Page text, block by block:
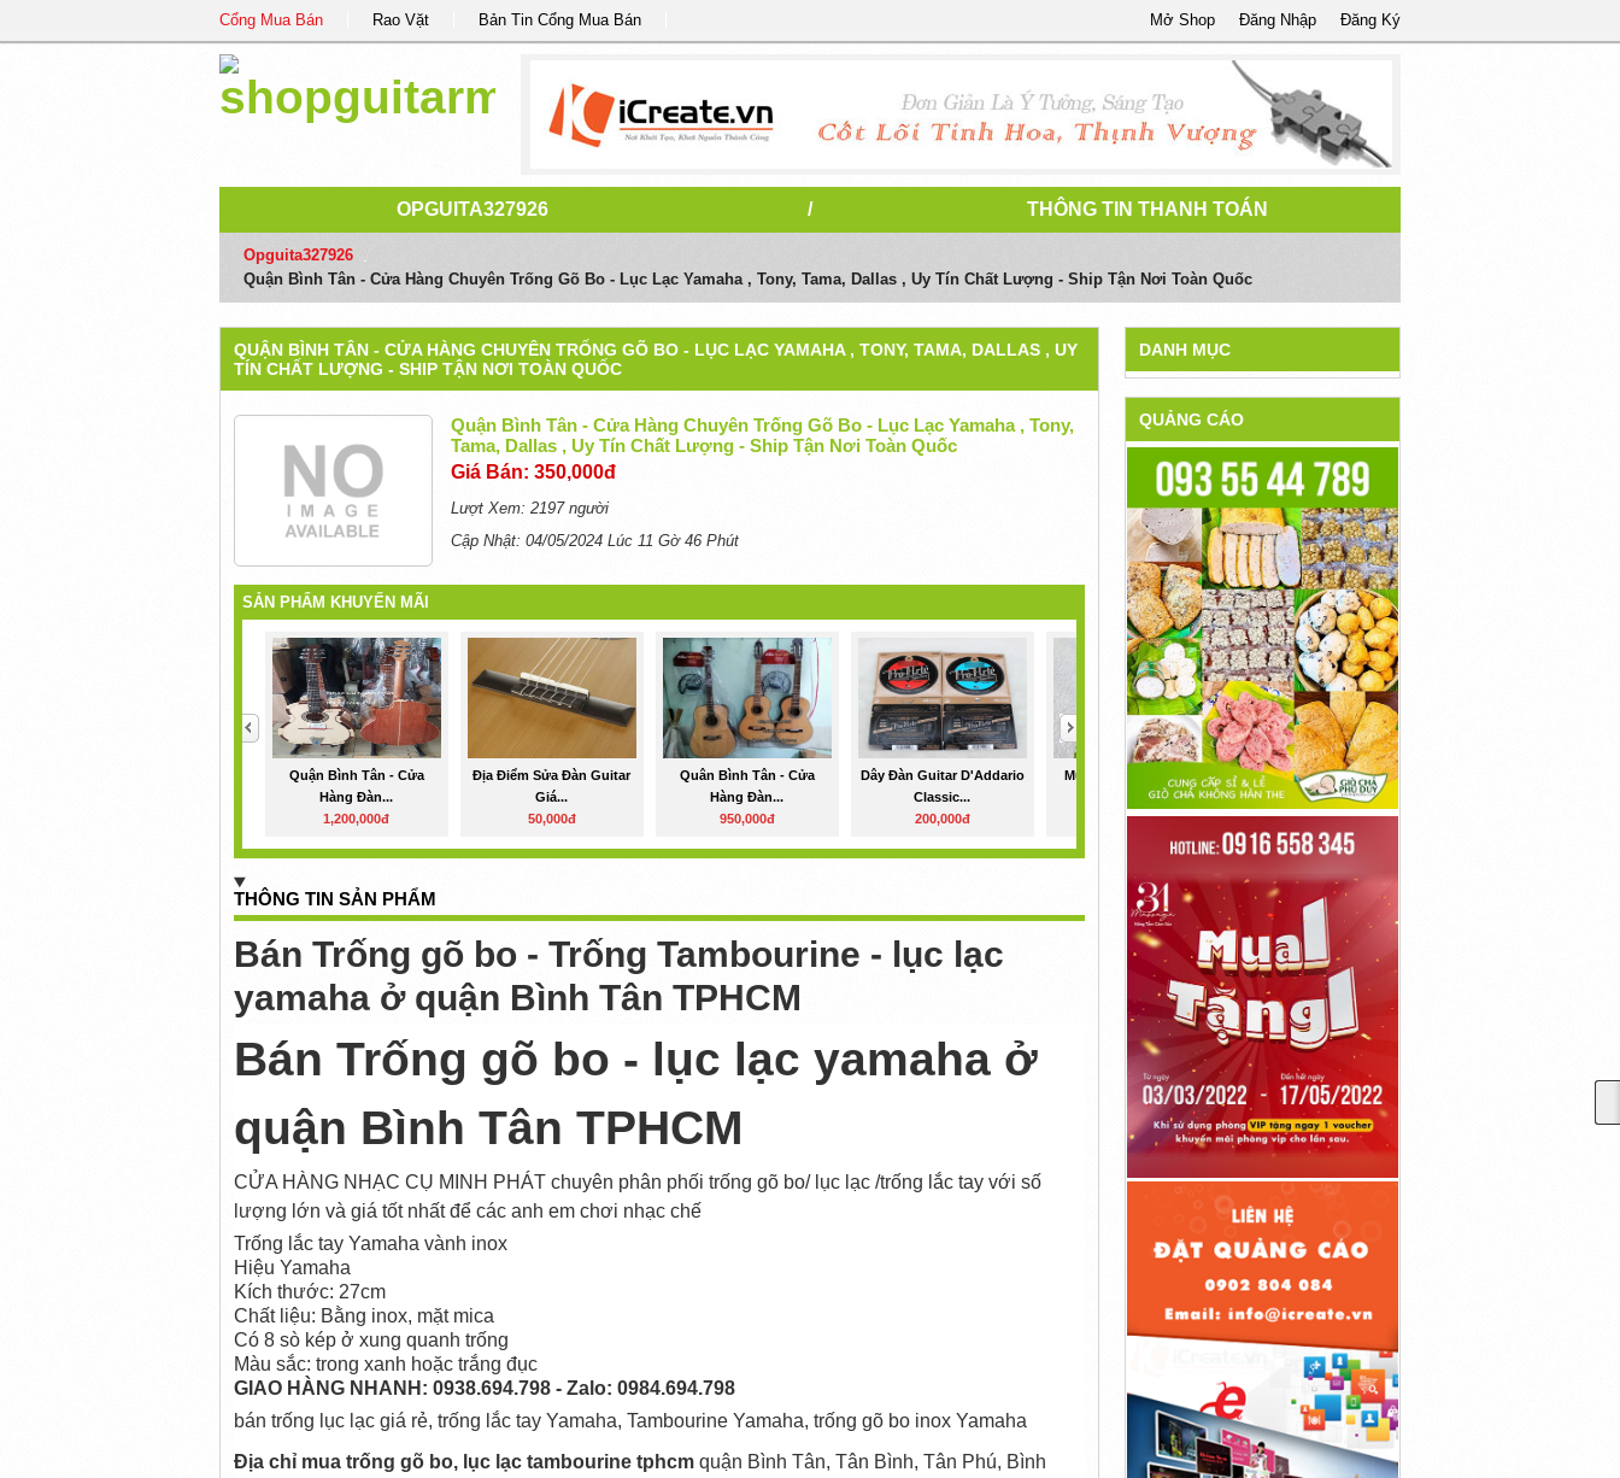
Cổng Mua Bán Rao Vặt Bản Tin Cổng Mua Bán Đăng Ký
Đăng Nhập
Mở Shop
OPGUITA327926 / THÔNG TIN THANH TOÁN
Opguita327926
Quận Bình Tân - Cửa Hàng Chuyên Trống Gõ Bo - Lục Lạc Yamaha , Tony, Tama, Dallas , Uy Tín Chất Lượng - Ship Tận Nơi Toàn Quốc
QUẬN BÌNH TÂN - CỬA HÀNG CHUYÊN TRỐNG GÕ BO - LỤC LẠC YAMAHA , TONY, TAMA, DALLAS , UY
TÍN CHẤT LƯỢNG - SHIP TẬN NƠI TOÀN QUỐC
Quận Bình Tân - Cửa Hàng Chuyên Trống Gõ Bo - Lục Lạc Yamaha , Tony,
Tama, Dallas , Uy Tín Chất Lượng - Ship Tận Nơi Toàn Quốc
Giá Bán: 350,000đ
Lượt Xem: 2197 người
Cập Nhật: 04/05/2024 Lúc 11 Gờ 46 Phút
SẢN PHẨM KHUYẾN MÃI
Quận Bình Tân - Cửa
Hàng Đàn...
1,200,000đ
Địa Điểm Sửa Đàn Guitar
Giá...
50,000đ
Quân Bình Tân - Cửa
Hàng Đàn...
950,000đ
Dây Đàn Guitar D'Addario
Classic...
200,000đ
Mua Phụ Kiện Guitar Ở
Quận...
50,000đ
Quận Bình Tân - Cửa
Hàng Đàn...
750,000đ
>
THÔNG TIN SẢN PHẨM
Bán Trống gõ bo - Trống Tambourine - lục lạc
yamaha ở quận Bình Tân TPHCM
Bán Trống gõ bo - lục lạc yamaha ở
quận Bình Tân TPHCM
CỬA HÀNG NHẠC CỤ MINH PHÁT chuyên phân phối trống gõ bo/ lục lạc /trống lắc tay với số
lượng lớn và giá tốt nhất để các anh em chơi nhạc chế
Trống lắc tay Yamaha vành inox
Hiệu Yamaha
Kích thước: 27cm
Chất liệu: Bằng inox, mặt mica
Có 8 sò kép ở xung quanh trống
Màu sắc: trong xanh hoặc trắng đục
GIAO HÀNG NHANH: 0938.694.798 - Zalo: 0984.694.798
bán trống lục lạc giá rẻ, trống lắc tay Yamaha, Tambourine Yamaha, trống gõ bo inox Yamaha
Địa chỉ mua trống gõ bo, lục lạc tambourine tphcm quận Bình Tân, Tân Bình, Tân Phú, Bình
DANH MỤC
QUẢNG CÁO